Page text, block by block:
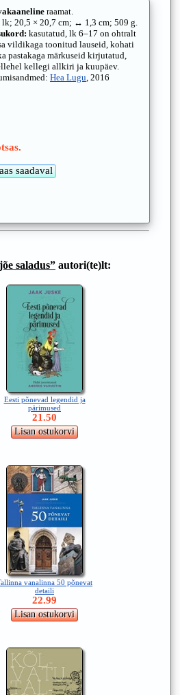
raamat.
lk; 20,5 × 20,7 cm; ↔ 1,3 cm; 509 g.
kasutatud, lk 6–17 on ohtralt
vildikaga toonitud lauseid, kohati
pastakaga märkuseid kirjutatud,
kellegi allkiri ja kuupäev.
Hea Lugu, 2016
saladus” autori(te)lt:
Eesti põnevad legendid ja
pärimused
21.50
vanalinna 50 põnevat
detaili
22.99